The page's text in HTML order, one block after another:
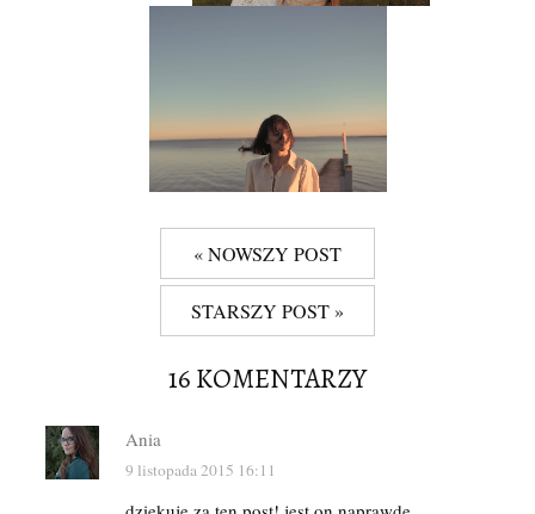
« NOWSZY POST
STARSZY POST »
16 KOMENTARZY
Ania
9 listopada 2015 16:11